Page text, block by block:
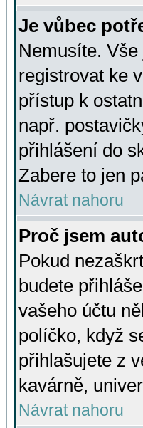
Je vůbec
Nemusíte.
registrovat ke
přístup k
např.
přihlášení do
Zabere to jen
Návrat nahoru
Proč jsem
Pokud
budete
vašeho účtu
políčko, když
přihlašujete z
kavárně,
Návrat nahoru